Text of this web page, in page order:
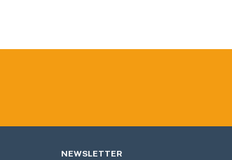
NEWSLETTER